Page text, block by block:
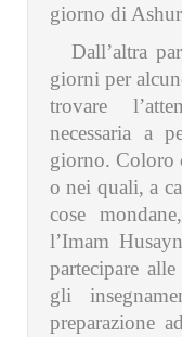
giorno di
Dall’altra
giorni per
trovare
necessaria a
giorno. Coloro
o nei quali, a
cose
l’Imam
partecipare
gli
preparazione